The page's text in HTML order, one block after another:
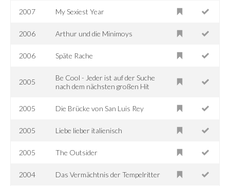
2007 My Sexiest Year
2006 Arthur und die Minimoys
2006 Späte Rache
2005
Be Cool - Jeder ist auf der Suche
nach dem nächsten großen Hit
2005 Die Brücke von San Luis Rey
2005 Liebe lieber italienisch
2005 The Outsider
2004 Das Vermächtnis der Tempelritter